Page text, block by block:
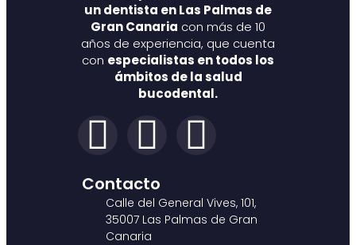
un dentista en Las Palmas de
Gran Canaria con más de 10
años de experiencia, que cuenta
con especialistas en todos los
ámbitos de la salud
bucodental.
Contacto
Calle del General Vives, 101,
35007 Las Palmas de Gran
Canaria